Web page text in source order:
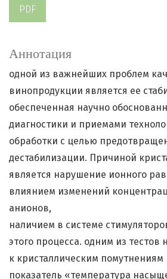
PDF
Аннотация
одной из важнейших проблем
винопродукции является ее
обеспеченная научно
диагностики и приемами
обработки с целью
дестабилизации. Причиной
является нарушение ионного
влиянием изменений
анионов,
наличием в системе
этого процесса. одним из тестов
к кристаллическим помутнениям
показатель «температура